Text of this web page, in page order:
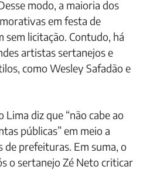
modo, a maioria dos
em festa de
sem licitação. Contudo, há
artistas sertanejos e
como Wesley Safadão e
diz que “não cabe ao
públicas” em meio a
de prefeituras. Em suma, o
o sertanejo Zé Neto criticar